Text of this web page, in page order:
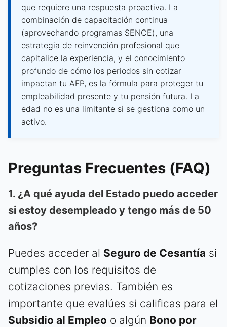
que requiere una respuesta proactiva. La
combinación de capacitación continua
(aprovechando programas SENCE), una
estrategia de reinvención profesional que
capitalice la experiencia, y el conocimiento
profundo de cómo los periodos sin cotizar
impactan tu AFP, es la fórmula para proteger tu
empleabilidad presente y tu pensión futura. La
edad no es una limitante si se gestiona como un
activo.
Preguntas Frecuentes (FAQ)
1. ¿A qué ayuda del Estado puedo acceder
si estoy desempleado y tengo más de 50
años?
Puedes acceder al Seguro de Cesantía si
cumples con los requisitos de
cotizaciones previas. También es
importante que evalúes si calificas para el
Subsidio al Empleo o algún Bono por